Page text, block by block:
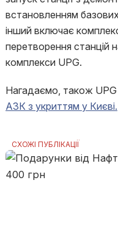
встановленням базових
інший включає
перетворення станцій
комплекси UPG.
Нагадаємо, також
АЗК з укриттям у Києві.
СХОЖІ ПУБЛІКАЦІЇ